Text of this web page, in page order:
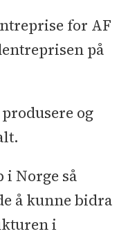
for AF
på
og
i Norge så
å kunne bidra
i